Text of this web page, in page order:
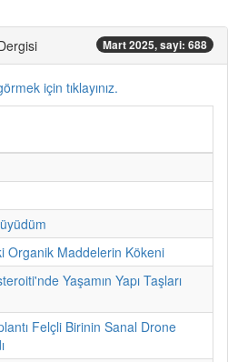
Mart 2025, sayi: 688
için tıklayınız.
Organik Maddelerin Kökeni
Yaşamın Yapı Taşları
Felçli Birinin Sanal Drone